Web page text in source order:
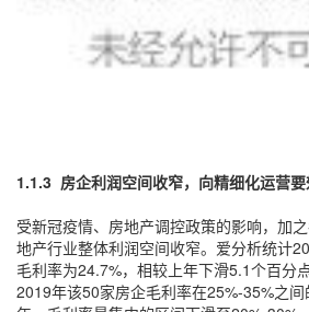
1.1.3 房企利润空间收窄，向精细化运营
受新冠疫情、房地产调控政策的影响，加
地产行业整体利润空间收窄。爱分析统计
毛利率为24.7%，相较上年下滑5.1个百分
2019年该50家房企毛利率在25%-35%之